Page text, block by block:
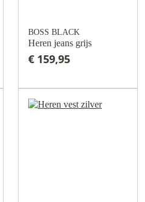
BOSS BLACK
Heren jeans grijs
€ 159,95